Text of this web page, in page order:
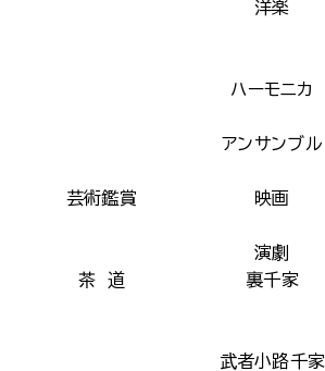
洋楽
ハーモニカ
アンサンブル
芸術鑑賞
映画
演劇
茶 道
裏千家
武者小路千家